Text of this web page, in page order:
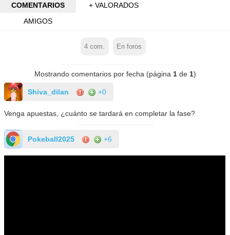
COMENTARIOS
+ VALORADOS
AMIGOS
4 com. En foros
Mostrando comentarios por fecha (página 1de 1)
Shiva_dilan +0
Venga apuestas, ¿cuánto se tardará en completar la fase?
Pokeball2025 +6